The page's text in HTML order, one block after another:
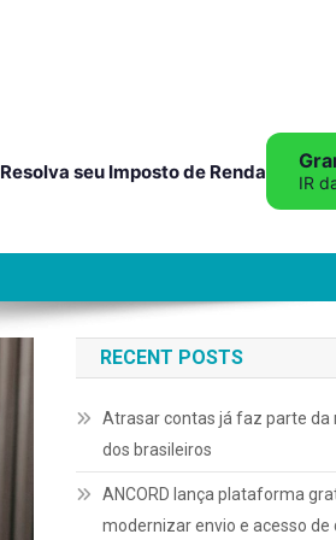
Resolva seu Imposto de Renda IR
RECENT POSTS
Atrasar contas já faz parte da
dos brasileiros
ANCORD lança plataforma
modernizar envio e acesso de